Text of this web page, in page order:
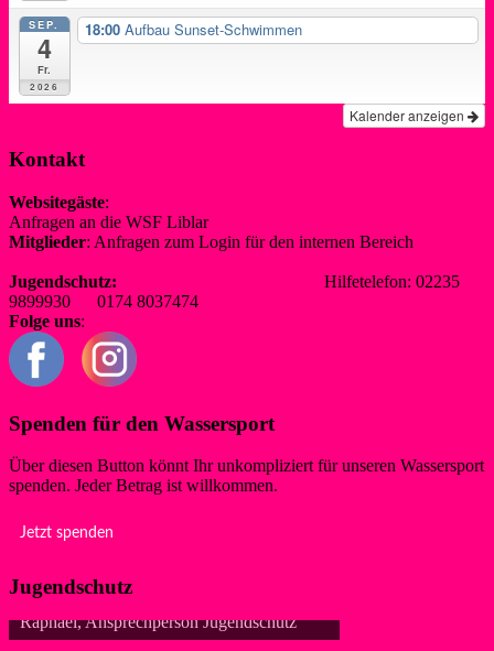
SEP.
4
Fr.
2026
18:00 Aufbau Sunset-Schwimmen
Kalender anzeigen
Kontakt
Websitegäste:
Anfragen an die WSF Liblar
Mitglieder: Anfragen zum Login für den internen Bereich
Jugendschutz:
Hilfetelefon: 02235
9899930 0174 8037474
Folge uns:
Spenden für den Wassersport
Über diesen Button könnt Ihr unkompliziert für unseren Wassersport
spenden. Jeder Betrag ist willkommen.
Jetzt spenden
Jugendschutz